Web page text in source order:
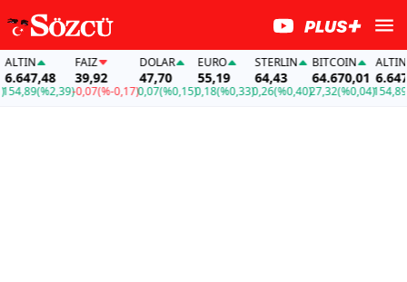
(%2,39)
FAİZ
39,92
-0,07(%-0,17)
DOLAR
47,70
0,07(%0,15)
EURO
55,19
0,18(%0,33)
STERLIN
64,43
0,26(%0,40)
BITCOIN
64.670,01
27,32(%0,04)
ALTIN
6.647,48
154,89